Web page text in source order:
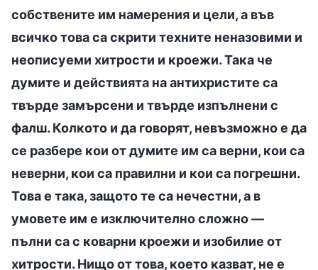
собствените им намерения и цели, а във
всичко това са скрити техните неназовими и
неописуеми хитрости и кроежи. Така че
думите и действията на антихристите са
твърде замърсени и твърде изпълнени с
фалш. Колкото и да говорят, невъзможно е да
се разбере кои от думите им са верни, кои са
неверни, кои са правилни и кои са погрешни.
Това е така, защото те са нечестни, а в
умовете им е изключително сложно —
пълни са с коварни кроежи и изобилие от
хитрости. Нищо от това, което казват, не е